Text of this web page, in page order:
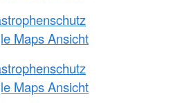
Maps Ansicht
Maps Ansicht